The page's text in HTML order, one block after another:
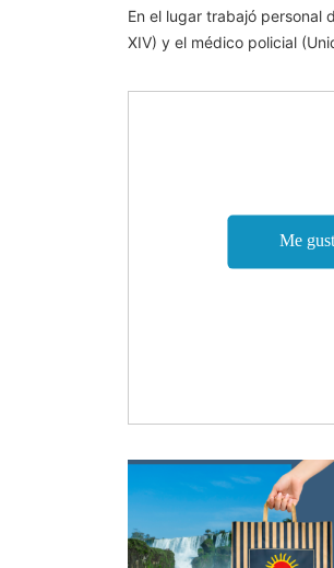
En el lugar trabajó personal
XIV) y el médico policial